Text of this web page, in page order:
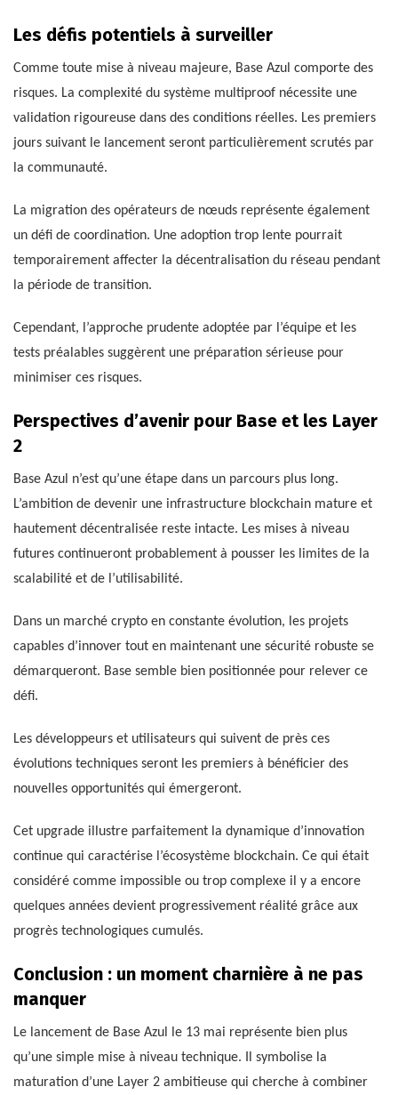
Les défis potentiels à surveiller
Comme toute mise à niveau majeure, Base Azul comporte des
risques. La complexité du système multiproof nécessite une
validation rigoureuse dans des conditions réelles. Les premiers
jours suivant le lancement seront particulièrement scrutés par
la communauté.
La migration des opérateurs de nœuds représente également
un défi de coordination. Une adoption trop lente pourrait
temporairement affecter la décentralisation du réseau pendant
la période de transition.
Cependant, l’approche prudente adoptée par l’équipe et les
tests préalables suggèrent une préparation sérieuse pour
minimiser ces risques.
Perspectives d’avenir pour Base et les Layer
2
Base Azul n’est qu’une étape dans un parcours plus long.
L’ambition de devenir une infrastructure blockchain mature et
hautement décentralisée reste intacte. Les mises à niveau
futures continueront probablement à pousser les limites de la
scalabilité et de l’utilisabilité.
Dans un marché crypto en constante évolution, les projets
capables d’innover tout en maintenant une sécurité robuste se
démarqueront. Base semble bien positionnée pour relever ce
défi.
Les développeurs et utilisateurs qui suivent de près ces
évolutions techniques seront les premiers à bénéficier des
nouvelles opportunités qui émergeront.
Cet upgrade illustre parfaitement la dynamique d’innovation
continue qui caractérise l’écosystème blockchain. Ce qui était
considéré comme impossible ou trop complexe il y a encore
quelques années devient progressivement réalité grâce aux
progrès technologiques cumulés.
Conclusion : un moment charnière à ne pas
manquer
Le lancement de Base Azul le 13 mai représente bien plus
qu’une simple mise à niveau technique. Il symbolise la
maturation d’une Layer 2 ambitieuse qui cherche à combiner